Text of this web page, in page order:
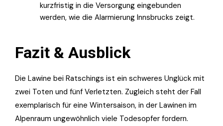
kurzfristig in die Versorgung eingebunden
werden, wie die Alarmierung Innsbrucks zeigt.
Fazit & Ausblick
Die Lawine bei Ratschings ist ein schweres Unglück mit
zwei Toten und fünf Verletzten. Zugleich steht der Fall
exemplarisch für eine Wintersaison, in der Lawinen im
Alpenraum ungewöhnlich viele Todesopfer fordern.